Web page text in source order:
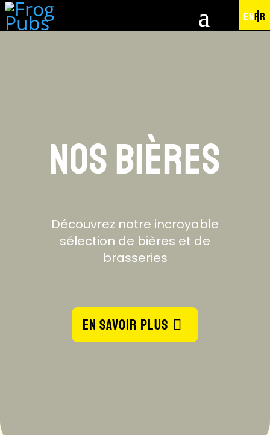
ENFR
NOS BIÈRES
Découvrez notre incroyable
sélection de bières et de
brasseries
EN SAVOIR PLUS